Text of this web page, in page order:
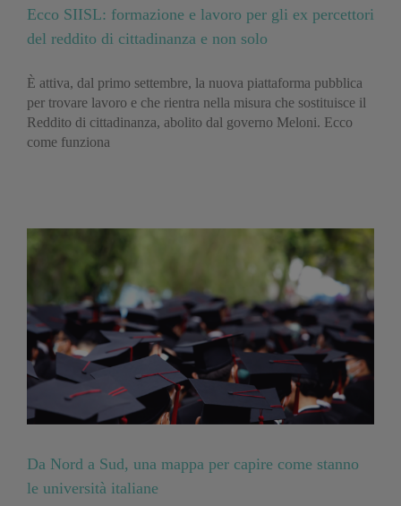
Ecco SIISL: formazione e lavoro per gli ex percettori
del reddito di cittadinanza e non solo
È attiva, dal primo settembre, la nuova piattaforma pubblica
per trovare lavoro e che rientra nella misura che sostituisce il
Reddito di cittadinanza, abolito dal governo Meloni. Ecco
come funziona
Da Nord a Sud, una mappa per capire come stanno
le università italiane